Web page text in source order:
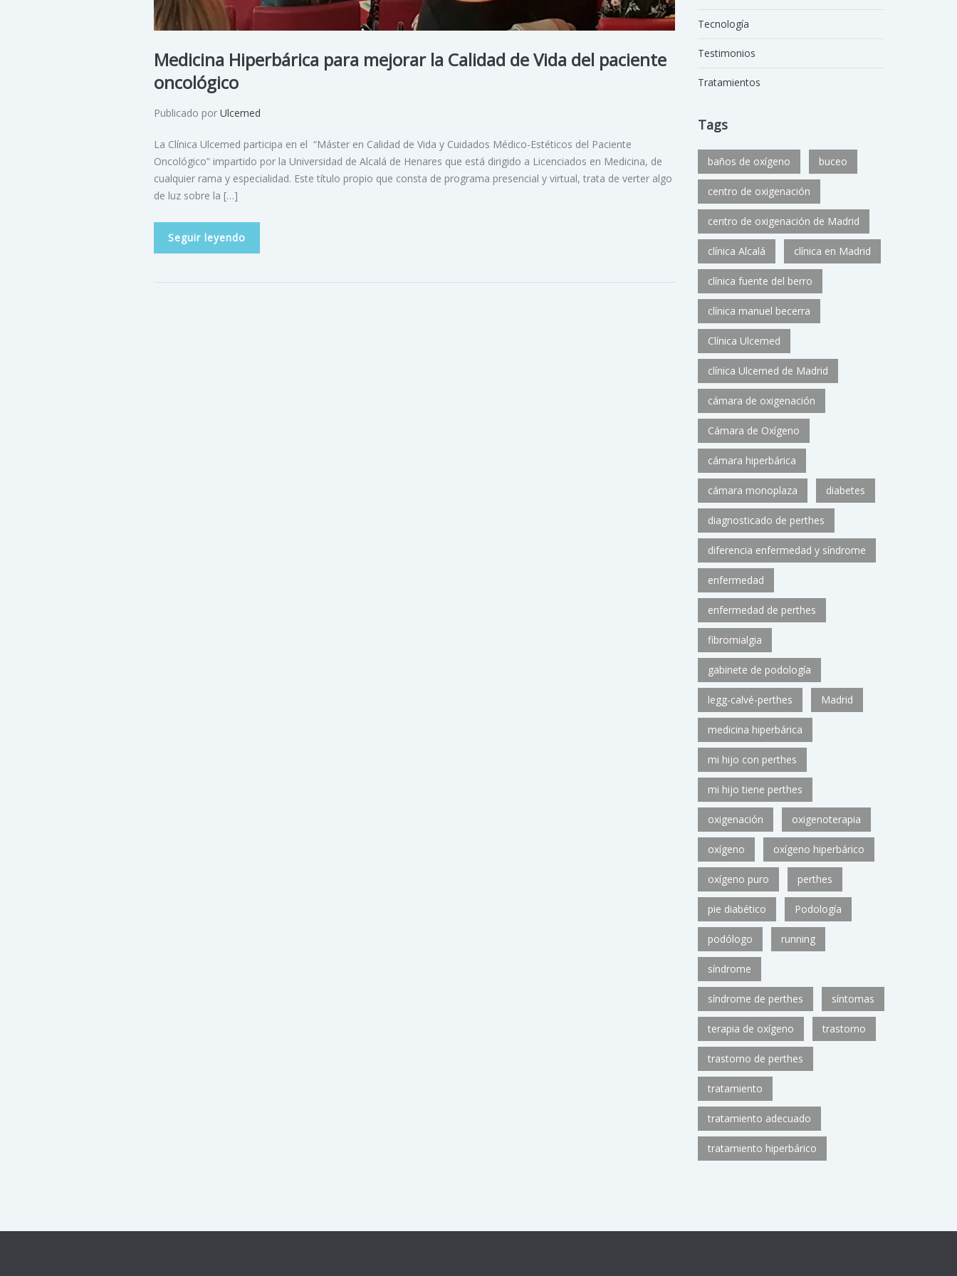
Medicina Hiperbárica para mejorar la Calidad de Vida del paciente
oncológico
Publicado por Ulcemed
La Clínica Ulcemed participa en el “Máster en Calidad de Vida y Cuidados Médico-Estéticos del Paciente
Oncológico” impartido por la Universidad de Alcalá de Henares que está dirigido a Licenciados en Medicina, de
cualquier rama y especialidad. Este título propio que consta de programa presencial y virtual, trata de verter algo
de luz sobre la […]
Seguir leyendo
Tecnología
Testimonios
Tratamientos
Tags
baños de oxígeno buceo
centro de oxigenación
centro de oxigenación de Madrid
clínica Alcalá clínica en Madrid
clínica fuente del berro
clínica manuel becerra
Clínica Ulcemed
clínica Ulcemed de Madrid
cámara de oxigenación
Cámara de Oxígeno
cámara hiperbárica
cámara monoplaza diabetes
diagnosticado de perthes
diferencia enfermedad y síndrome
enfermedad
enfermedad de perthes
fibromialgia
gabinete de podología
legg-calvé-perthes Madrid
medicina hiperbárica
mi hijo con perthes
mi hijo tiene perthes
oxigenación oxigenoterapia
oxígeno oxígeno hiperbárico
oxígeno puro perthes
pie diabético Podología
podólogo running
síndrome
síndrome de perthes síntomas
terapia de oxígeno trastorno
trastorno de perthes
tratamiento
tratamiento adecuado
tratamiento hiperbárico